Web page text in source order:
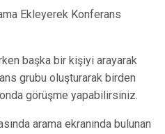
Ekleyerek Konferans
başka bir kişiyi arayarak
grubu oluşturarak birden
görüşme yapabilirsiniz.
arama ekranında bulunan